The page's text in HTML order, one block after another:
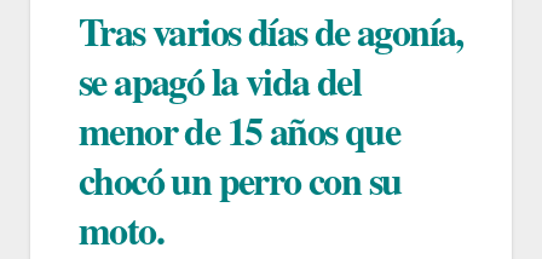
Tras varios días de agonía,
se apagó la vida del
menor de 15 años que
chocó un perro con su
moto.